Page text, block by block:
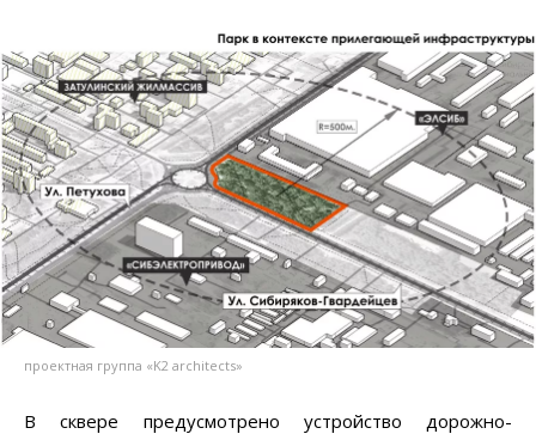
проектная группа «K2 architects»
В сквере предусмотрено устройство дорожно-